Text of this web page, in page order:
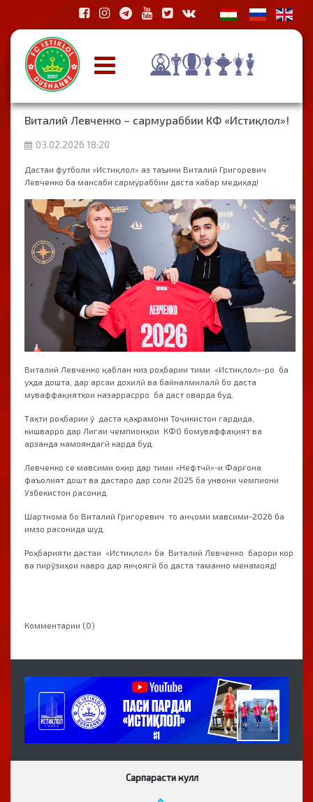
Виталий Левченко – сармураббии КФ «Истиқлол»!
03.02.2026 18:20
Дастаи футболи «Истиқлол» аз таъини Виталий Григоревич
Левченко ба мансаби сармураббии даста хабар медиҳад!
Виталий Левченко қаблан низ роҳбарии тими «Истиқлол»-ро ба
уҳда дошта, дар арсаи дохилӣ ва байналмилалӣ бо даста
муваффақиятҳои назаррасрро ба даст оварда буд.
Таҳти роҳбарии ӯ даста қаҳрамони Тоҷикистон гардида,
кишварро дар Лигаи чемпионҳои КФО бомуваффақият ва
арзанда намояндагӣ карда буд.
Левченко се мавсими охир дар тими «Нефтчӣ»-и Фарғона
фаъолият дошт ва дастаро дар соли 2025 ба унвони чемпиони
Узбекистон расонид.
Шартнома бо Виталий Григоревич то анҷоми мавсими-2026 ба
имзо расонида шуд.
Роҳбарияти дастаи «Истиқлол» ба Виталий Левченко барори кор
ва пирӯзиҳои навро дар якҷоягӣ бо даста таманно менамояд!
Комментарии (0)
Сарпарасти кулл